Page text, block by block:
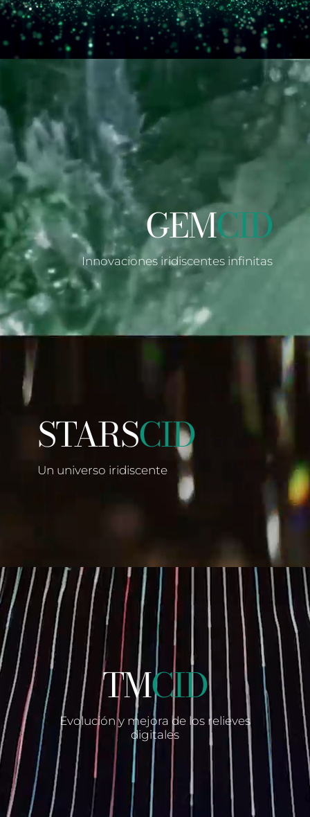
GEMCID
Innovaciones iridiscentes infinitas
STARSCID
Un universo iridiscente
TMCID
Evolución y mejora de los relieves
digitales